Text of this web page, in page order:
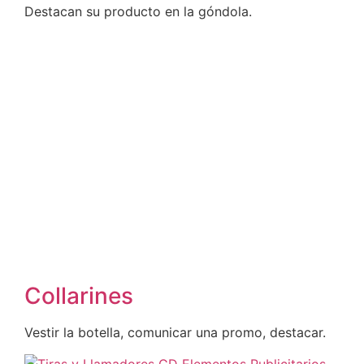
Destacan su producto en la góndola.
Collarines
Vestir la botella, comunicar una promo, destacar.